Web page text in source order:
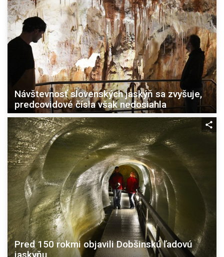
Návštevnosť slovenských jaskýň sa zvyšuje,
predcovidové čísla však nedosiahla
Pred 150 rokmi objavili Dobšinskú ľadovú